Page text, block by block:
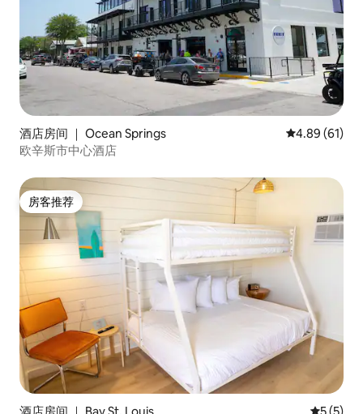
酒店房间 ｜ Ocean Springs 平均评分
4.89 (61)
欧辛斯市中心酒店
房客推荐
房客推荐